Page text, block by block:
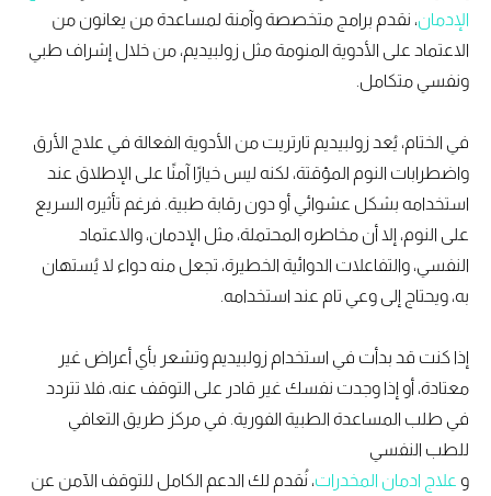
الإدمان، نقدم برامج متخصصة وآمنة لمساعدة من يعانون من
الاعتماد على الأدوية المنومة مثل زولبيديم، من خلال إشراف طبي
ونفسي متكامل.
في الختام، يُعد زولبيديم تارتريت من الأدوية الفعالة في علاج الأرق
واضطرابات النوم المؤقتة، لكنه ليس خيارًا آمنًا على الإطلاق عند
استخدامه بشكل عشوائي أو دون رقابة طبية. فرغم تأثيره السريع
على النوم، إلا أن مخاطره المحتملة، مثل الإدمان، والاعتماد
النفسي، والتفاعلات الدوائية الخطيرة، تجعل منه دواء لا يُستهان
به، ويحتاج إلى وعي تام عند استخدامه.
إذا كنت قد بدأت في استخدام زولبيديم وتشعر بأي أعراض غير
معتادة، أو إذا وجدت نفسك غير قادر على التوقف عنه، فلا تتردد
في طلب المساعدة الطبية الفورية. في مركز طريق التعافي
للطب النفسي
وعلاج ادمان المخدرات، نُقدم لك الدعم الكامل للتوقف الآمن عن